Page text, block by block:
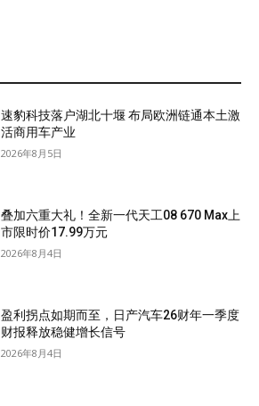
速豹科技落户湖北十堰 布局欧洲链通本土激
活商用车产业
2026年8月5日
叠加六重大礼！全新一代天工08 670 Max上
市限时价17.99万元
2026年8月4日
盈利拐点如期而至，日产汽车26财年一季度
财报释放稳健增长信号
2026年8月4日